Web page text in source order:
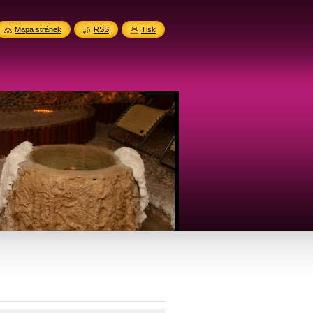
Mapa stránek RSS Tisk